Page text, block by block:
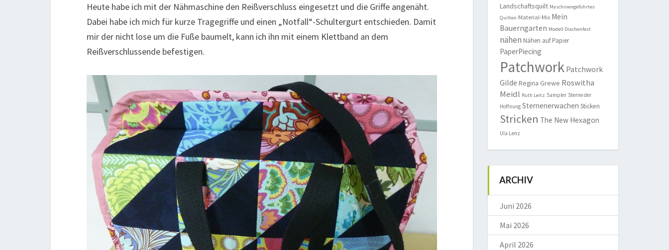
Heute habe ich mit der Nähmaschine den Reißverschluss eingesetzt und die Griffe angenäht.
Dabei habe ich mich für kurze Tragegriffe und einen „Notfall“-Schultergurt entschieden. Damit
mir der nicht lose um die Fuße baumelt, kann ich ihn mit einem Klettband an dem
Reißverschlussende befestigen.
Landschaftsquilt Maschinengeführtes
Quilten Material-Mix Mein
Bauerngarten Modell Drachenfest
nähen Nähen auf Papier
PaperPiecing
Patchwork Patchwork
Gilde Regina Grewe Roswitha
Meidl Ruth Leitz Sampler Sterne der
Hoffnung Sternenerwachen Sticken
Stricken The New Hexagon
Ula Lenz
ARCHIV
Juni 2026
Mai 2026
April 2026